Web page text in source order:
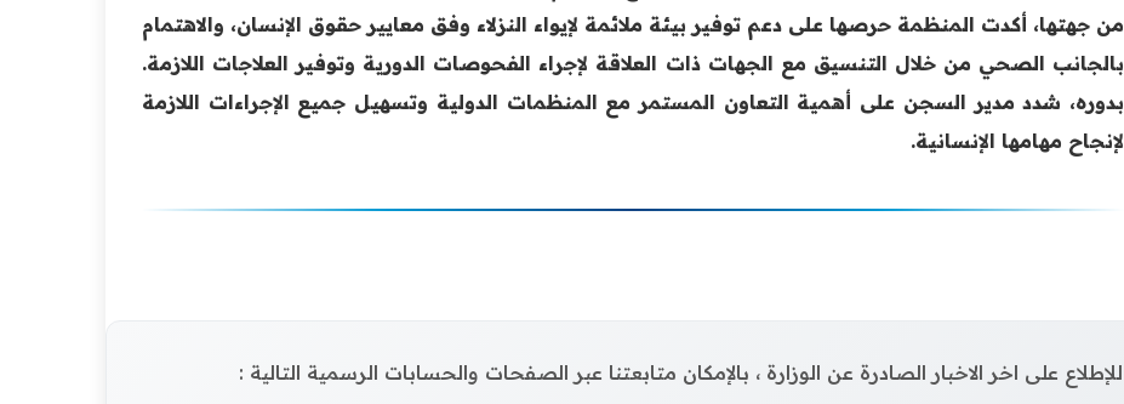
من جهتها، أكدت المنظمة حرصها على دعم توفير بيئة ملائمة لإيواء النزلاء وفق معايير حقوق الإنسان، والاهتمام
بالجانب الصحي من خلال التنسيق مع الجهات ذات العلاقة لإجراء الفحوصات الدورية وتوفير العلاجات اللازمة.
بدوره، شدد مدير السجن على أهمية التعاون المستمر مع المنظمات الدولية وتسهيل جميع الإجراءات اللازمة
لإنجاح مهامها الإنسانية.
للإطلاع على اخر الاخبار الصادرة عن الوزارة ، بالإمكان متابعتنا عبر الصفحات والحسابات الرسمية التالية :